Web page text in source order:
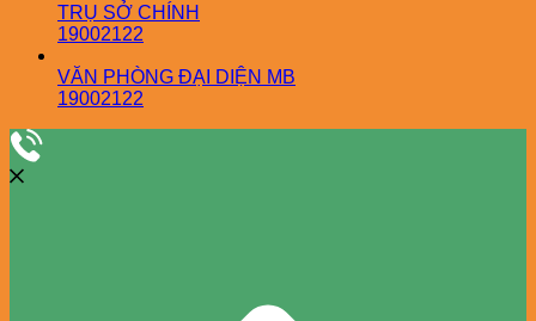
TRỤ SỞ CHÍNH
19002122
VĂN PHÒNG ĐẠI DIỆN MB
19002122